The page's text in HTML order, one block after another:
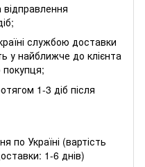
службою доставки
у найближче до клієнта
покупця;
1-3 діб після
по Україні (вартість
1-6 днів)